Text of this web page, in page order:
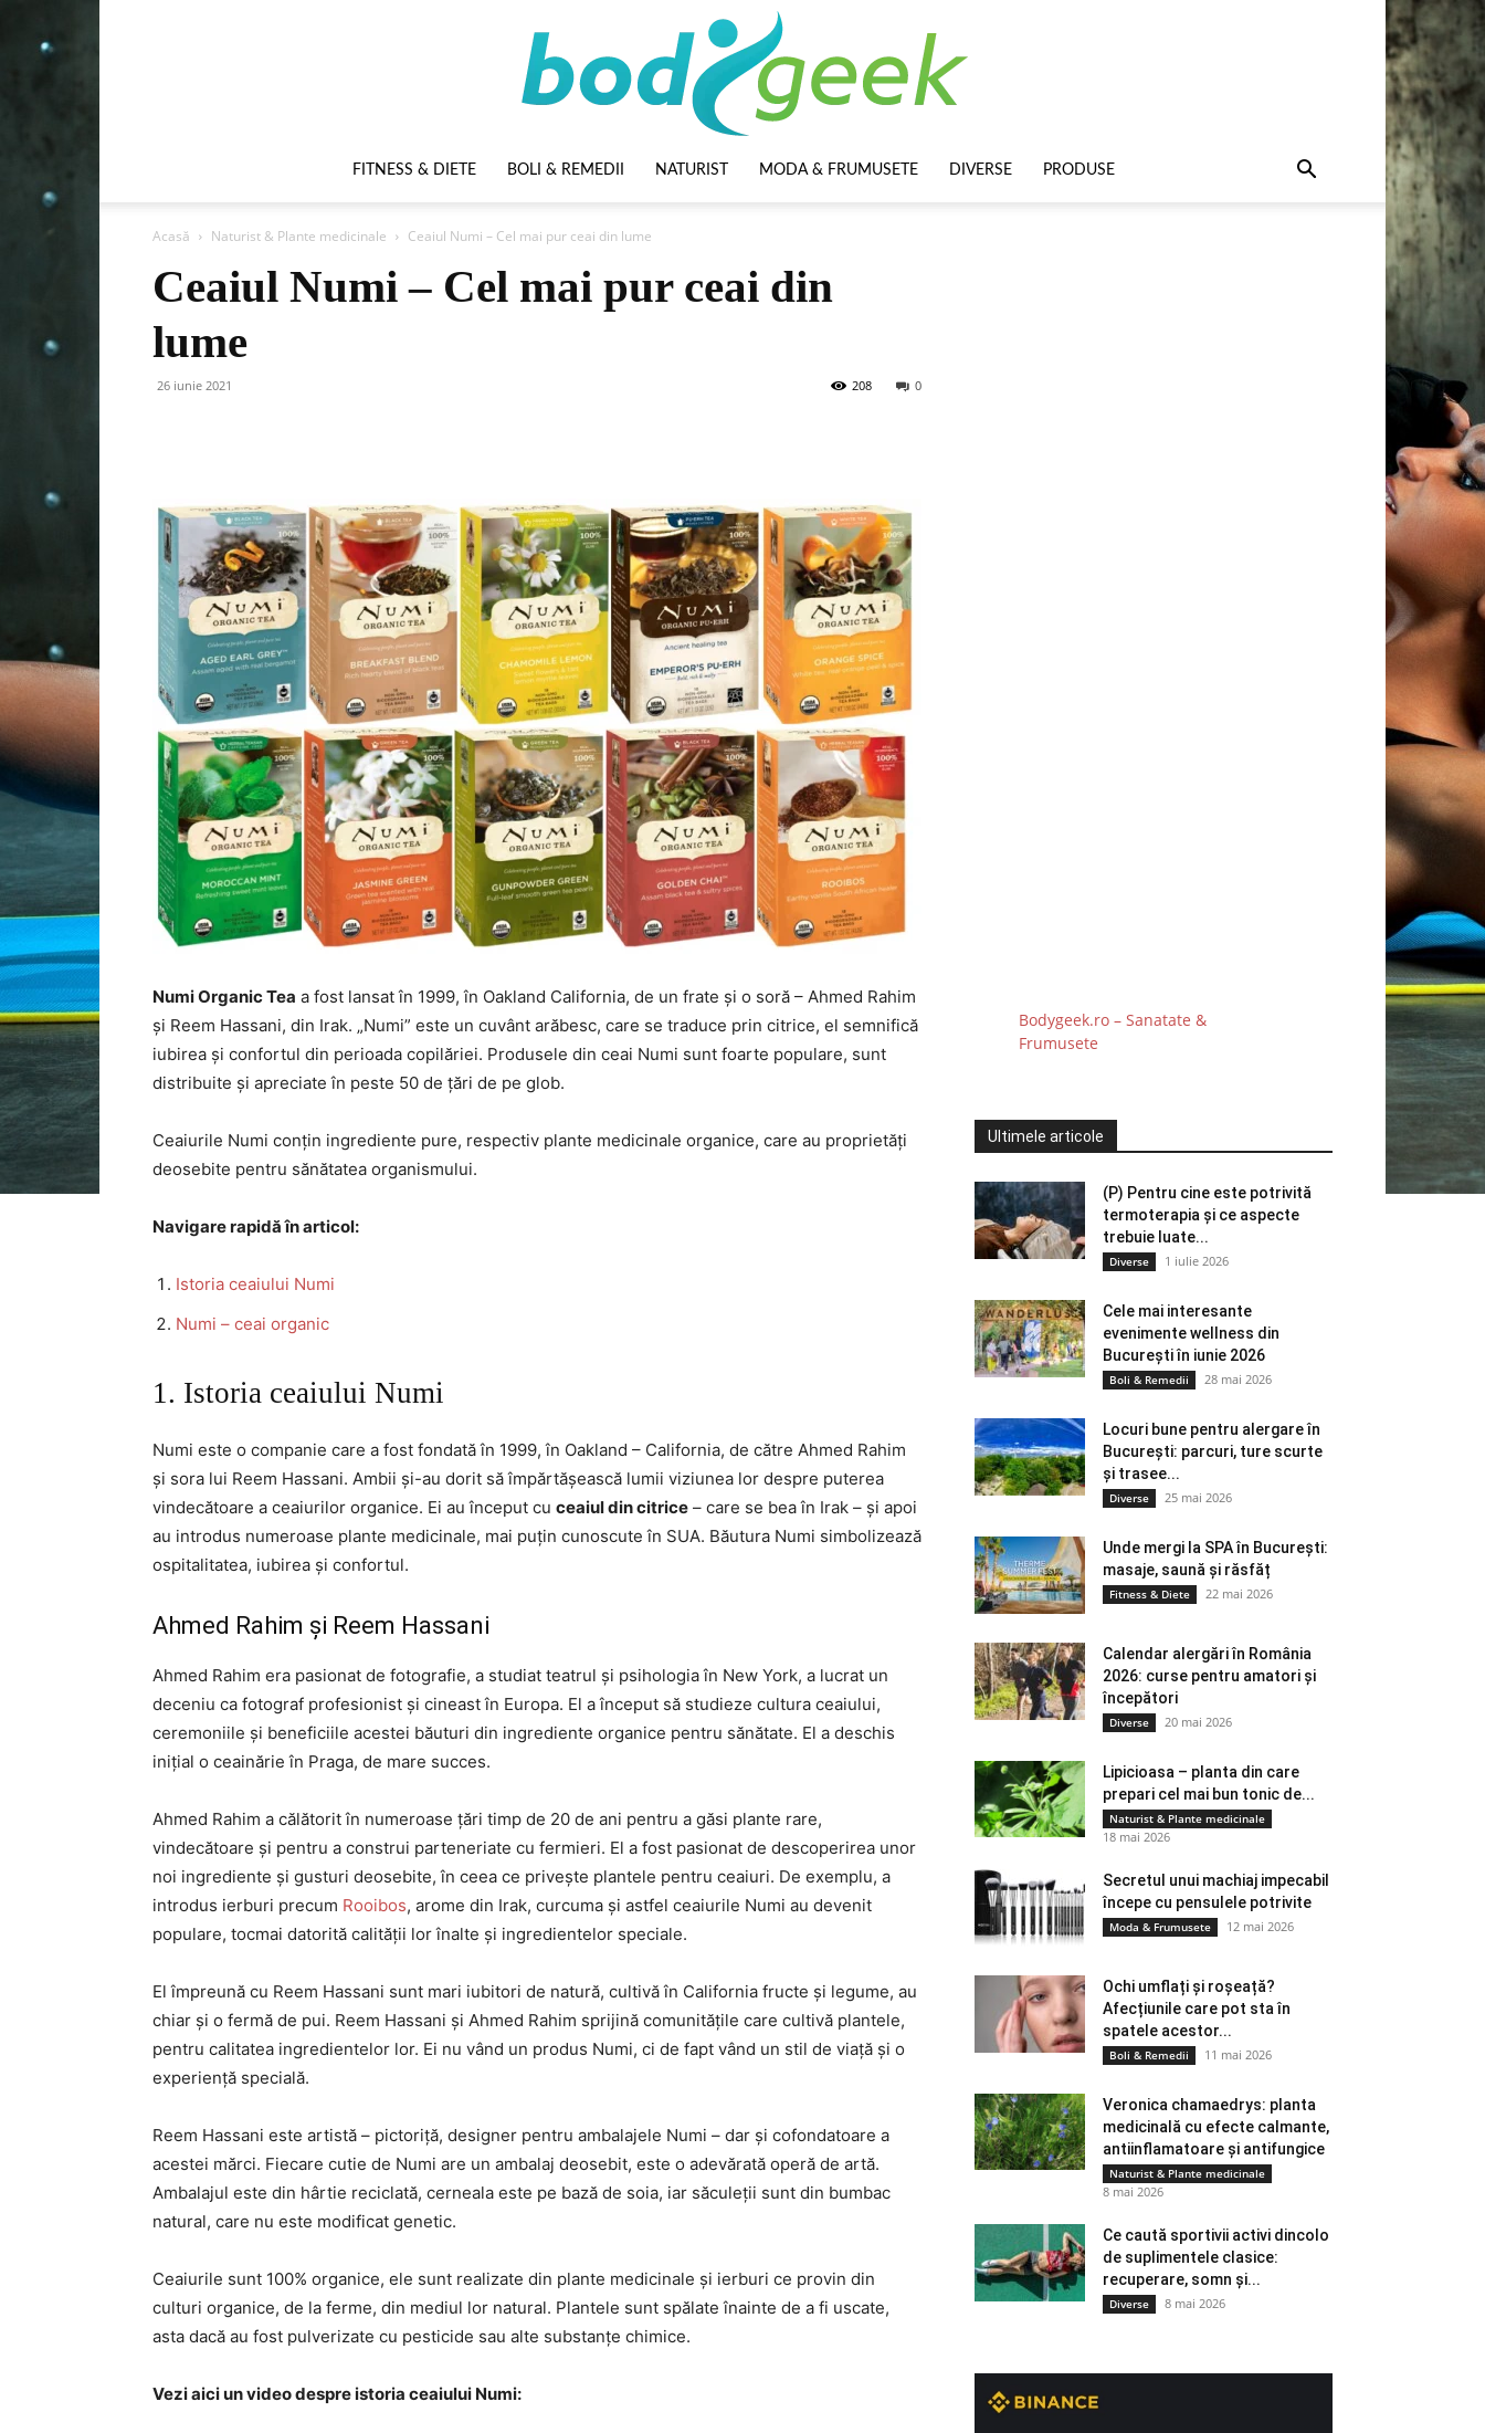
FITNESS & DIETE BOLI & REMEDII NATURIST MODA & FRUMUSETE DIVERSE PRODUSE
Acasă Naturist & Plante medicinale Ceaiul Numi – Cel mai pur ceai din lume
Ceaiul Numi – Cel mai pur ceai din
lume
26 iunie 2021 0
208
Numi Organic Tea a fost lansat în 1999, în Oakland California, de un frate și o soră – Ahmed Rahim
și Reem Hassani, din Irak. „Numi” este un cuvânt arăbesc, care se traduce prin citrice, el semnifică
iubirea și confortul din perioada copilăriei. Produsele din ceai Numi sunt foarte populare, sunt
distribuite și apreciate în peste 50 de țări de pe glob.
Ceaiurile Numi conțin ingrediente pure, respectiv plante medicinale organice, care au proprietăți
deosebite pentru sănătatea organismului.
Navigare rapidă în articol:
Istoria ceaiului Numi
Numi – ceai organic
1. Istoria ceaiului Numi
Numi este o companie care a fost fondată în 1999, în Oakland – California, de către Ahmed Rahim
și sora lui Reem Hassani. Ambii și-au dorit să împărtășească lumii viziunea lor despre puterea
vindecătoare a ceaiurilor organice. Ei au început cu ceaiul din citrice – care se bea în Irak – și apoi
au introdus numeroase plante medicinale, mai puțin cunoscute în SUA. Băutura Numi simbolizează
ospitalitatea, iubirea și confortul.
Ahmed Rahim și Reem Hassani
Ahmed Rahim era pasionat de fotografie, a studiat teatrul și psihologia în New York, a lucrat un
deceniu ca fotograf profesionist și cineast în Europa. El a început să studieze cultura ceaiului,
ceremoniile și beneficiile acestei băuturi din ingrediente organice pentru sănătate. El a deschis
inițial o ceainărie în Praga, de mare succes.
Ahmed Rahim a călătorit în numeroase țări timp de 20 de ani pentru a găsi plante rare,
vindecătoare și pentru a construi parteneriate cu fermieri. El a fost pasionat de descoperirea unor
noi ingrediente și gusturi deosebite, în ceea ce privește plantele pentru ceaiuri. De exemplu, a
introdus ierburi precum Rooibos, arome din Irak, curcuma și astfel ceaiurile Numi au devenit
populare, tocmai datorită calității lor înalte și ingredientelor speciale.
El împreună cu Reem Hassani sunt mari iubitori de natură, cultivă în California fructe și legume, au
chiar și o fermă de pui. Reem Hassani și Ahmed Rahim sprijină comunitățile care cultivă plantele,
pentru calitatea ingredientelor lor. Ei nu vând un produs Numi, ci de fapt vând un stil de viață și o
experiență specială.
Reem Hassani este artistă – pictoriță, designer pentru ambalajele Numi – dar și cofondatoare a
acestei mărci. Fiecare cutie de Numi are un ambalaj deosebit, este o adevărată operă de artă.
Ambalajul este din hârtie reciclată, cerneala este pe bază de soia, iar săculeții sunt din bumbac
natural, care nu este modificat genetic.
Ceaiurile sunt 100% organice, ele sunt realizate din plante medicinale și ierburi ce provin din
culturi organice, de la ferme, din mediul lor natural. Plantele sunt spălate înainte de a fi uscate,
asta dacă au fost pulverizate cu pesticide sau alte substanțe chimice.
Vezi aici un video despre istoria ceaiului Numi:
Bodygeek.ro – Sanatate &
Frumusete
Ultimele articole
(P) Pentru cine este potrivită
termoterapia și ce aspecte
trebuie luate...
Diverse 1 iulie 2026
Cele mai interesante
evenimente wellness din
București în iunie 2026
Boli & Remedii 28 mai 2026
Locuri bune pentru alergare în
București: parcuri, ture scurte
și trasee...
Diverse 25 mai 2026
Unde mergi la SPA în București:
masaje, saună și răsfăț
Fitness & Diete 22 mai 2026
Calendar alergări în România
2026: curse pentru amatori și
începători
Diverse 20 mai 2026
Lipicioasa – planta din care
prepari cel mai bun tonic de...
Naturist & Plante medicinale
18 mai 2026
Secretul unui machiaj impecabil
începe cu pensulele potrivite
Moda & Frumusete 12 mai 2026
Ochi umflați și roșeață?
Afecțiunile care pot sta în
spatele acestor...
Boli & Remedii 11 mai 2026
Veronica chamaedrys: planta
medicinală cu efecte calmante,
antiinflamatoare și antifungice
Naturist & Plante medicinale
8 mai 2026
Ce caută sportivii activi dincolo
de suplimentele clasice:
recuperare, somn și...
Diverse 8 mai 2026